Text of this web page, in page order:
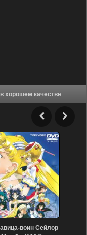
Аниме Гости с далёких планет (1986) в хорошем качестве
воин Сейлор